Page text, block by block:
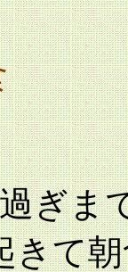
ぎま
きて